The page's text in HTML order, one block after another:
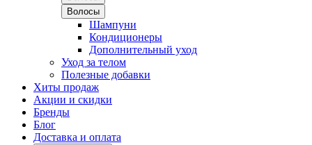
Волосы
Шампуни
Кондиционеры
Дополнительный уход
Уход за телом
Полезные добавки
Хиты продаж
Акции и скидки
Бренды
Блог
Доставка и оплата